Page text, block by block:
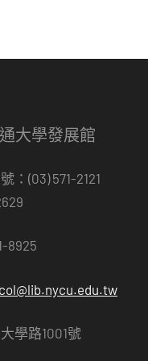
大學發展館
：(03) 571-2121
8925
學路1001號